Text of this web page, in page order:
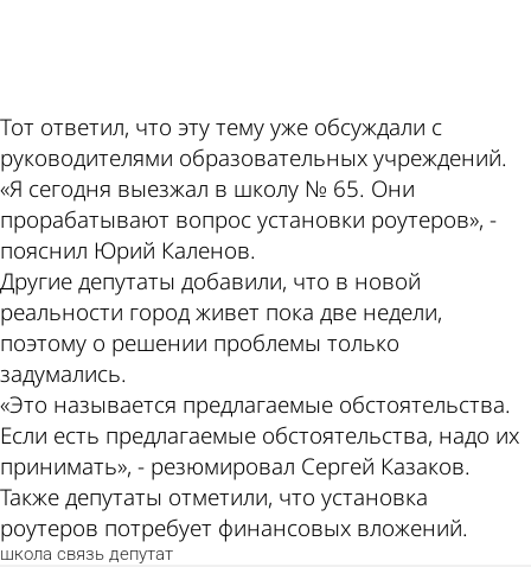
Тот ответил, что эту тему уже обсуждали с
руководителями образовательных учреждений.
«Я сегодня выезжал в школу № 65. Они
прорабатывают вопрос установки роутеров», -
пояснил Юрий Каленов.
Другие депутаты добавили, что в новой
реальности город живет пока две недели,
поэтому о решении проблемы только
задумались.
«Это называется предлагаемые обстоятельства.
Если есть предлагаемые обстоятельства, надо их
принимать», - резюмировал Сергей Казаков.
Также депутаты отметили, что установка
роутеров потребует финансовых вложений.
школа связь депутат